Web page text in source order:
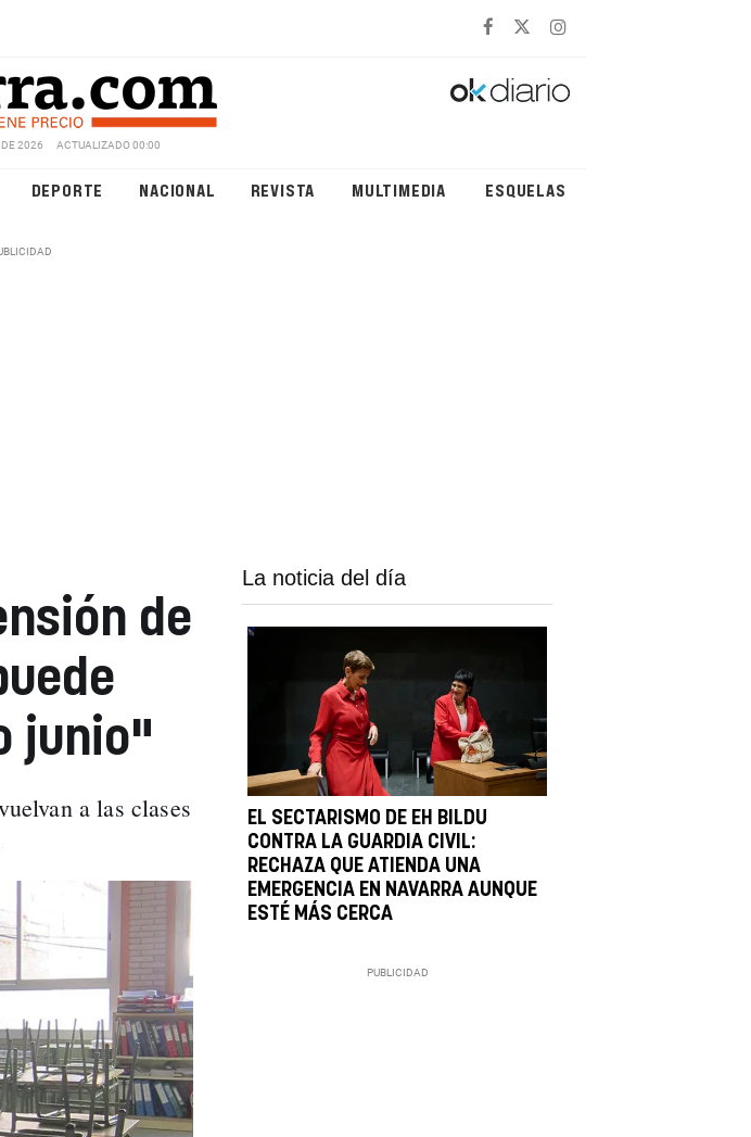
DE 2026 ACTUALIZADO 00:00
DEPORTE NACIONAL REVISTA MULTIMEDIA ESQUELAS
de
junio"
a las clases
La noticia del día
EL SECTARISMO DE EH BILDU
CONTRA LA GUARDIA CIVIL:
RECHAZA QUE ATIENDA UNA
EMERGENCIA EN NAVARRA AUNQUE
ESTÉ MÁS CERCA